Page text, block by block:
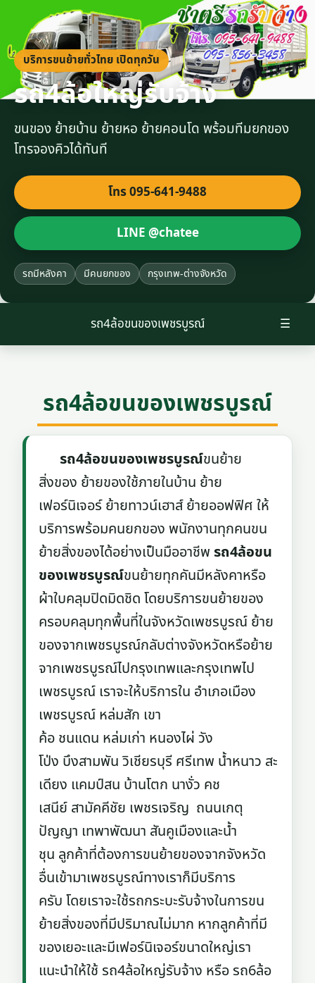
บริการขนย้ายทั่วไทย เปิดทุกวัน
รถ4ล้อใหญ่รับจ้าง
ขนของ ย้ายบ้าน ย้ายหอ ย้ายคอนโด พร้อมทีมยกของ
โทรจองคิวได้ทันที
โทร 095-641-9488
LINE @chatee
รถมีหลังคา มีคนยกของ กรุงเทพ-ต่างจังหวัด
☰
รถ4ล้อขนของเพชรบูรณ์
รถ4ล้อขนของเพชรบูรณ์
รถ4ล้อขนของเพชรบูรณ์ขนย้าย
สิ่งของ ย้ายของใช้ภายในบ้าน ย้าย
เฟอร์นิเจอร์ ย้ายทาวน์เฮาส์ ย้ายออฟฟิศ ให้
บริการพร้อมคนยกของ พนักงานทุกคนขน
ย้ายสิ่งของได้อย่างเป็นมืออาชีพรถ4ล้อขน
ของเพชรบูรณ์ขนย้ายทุกคันมีหลังคาหรือ
ผ้าใบคลุมปิดมิดชิด โดยบริการขนย้ายของ
ครอบคลุมทุกพื้นที่ในจังหวัดเพชรบูรณ์ ย้าย
ของจากเพชรบูรณ์กลับต่างจังหวัดหรือย้าย
จากเพชรบูรณ์ไปกรุงเทพและกรุงเทพไป
เพชรบูรณ์ เราจะให้บริการใน อำเภอเมือง
เพชรบูรณ์ หล่มสัก เขา
ค้อ ชนแดน หล่มเก่า หนองไผ่ วัง
โป่ง บึงสามพัน วิเชียรบุรี ศรีเทพ น้ำหนาว สะ
เดียง แคมป์สน บ้านโตก นางั่ว คช
เสนีย์ สามัคคีชัย เพชรเจริญ ถนนเกตุ
ปัญญา เทพาพัฒนา สันคูเมืองและน้ำ
ชุน ลูกค้าที่ต้องการขนย้ายของจากจังหวัด
อื่นเข้ามาเพชรบูรณ์ทางเราก็มีบริการ
ครับ โดยเราจะใช้รถกระบะรับจ้างในการขน
ย้ายสิ่งของที่มีปริมาณไม่มาก หากลูกค้าที่มี
ของเยอะและมีเฟอร์นิเจอร์ขนาดใหญ่เรา
แนะนำให้ใช้ รถ4ล้อใหญ่รับจ้าง หรือ รถ6ล้อ